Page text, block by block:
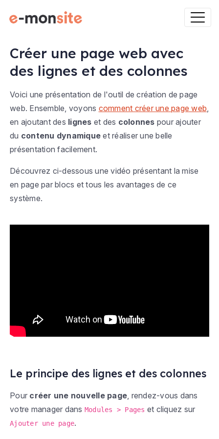
Créer une page web avec
des lignes et des colonnes
Voici une présentation de l'outil de création de page
web. Ensemble, voyons comment créer une page web
en ajoutant des lignes et des colonnes pour ajouter
du contenu dynamique et réaliser une belle
présentation facilement.
Découvrez ci-dessous une vidéo présentant la mise
en page par blocs et tous les avantages de ce
système.
Le principe des lignes et des colonnes
Pour créer une nouvelle page, rendez-vous dans
votre manager dans Modules > Pages et cliquez sur
Ajouter une page.